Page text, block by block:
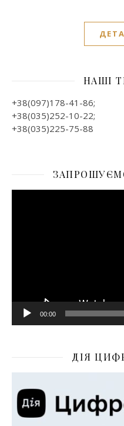
НАШІ
+38(097)178-41-86;
+38(035)252-10-22;
+38(035)225-75-88
00:00
ДІЯ